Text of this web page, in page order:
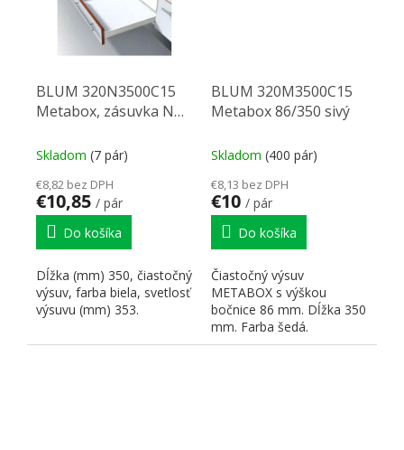
BLUM 320N3500C15
Metabox, zásuvka N
Skladom (7 pár)
€8,82 bez DPH
€10,85 / pár
Do košíka
Dĺžka (mm) 350, čiastočný
výsuv, farba biela, svetlosť
výsuvu (mm) 353.
BLUM 320M3500C15
Metabox 86/350 sivý
Skladom (400 pár)
€8,13 bez DPH
€10 / pár
Do košíka
Čiastočný výsuv
METABOX s výškou
bočnice 86 mm. Dĺžka 350
mm. Farba šedá.
Dynamická nosnosť 25 kg.